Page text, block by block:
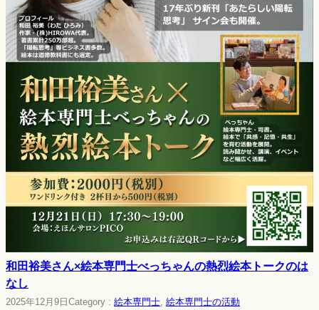
和田裕美さん×絵本専門士べっちゃんの熱烈絵本トークのは
なし
2025年12月9日 Category : 絵本専門士, 絵本専門士の活動